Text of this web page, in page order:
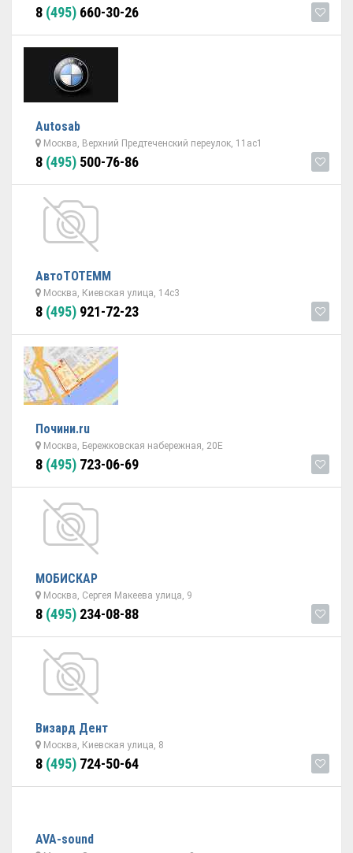
8 (495) 660-30-26
Autosab
Москва, Верхний Предтеченский переулок, 11ас1
8 (495) 500-76-86
АвтоТОТЕММ
Москва, Киевская улица, 14с3
8 (495) 921-72-23
Почини.ru
Москва, Бережковская набережная, 20Е
8 (495) 723-06-69
МОБИСКАР
Москва, Сергея Макеева улица, 9
8 (495) 234-08-88
Визард Дент
Москва, Киевская улица, 8
8 (495) 724-50-64
AVA-sound